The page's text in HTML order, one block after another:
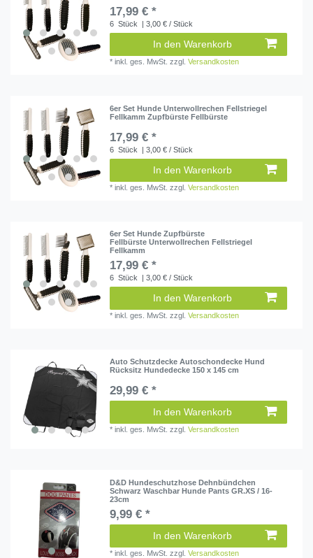
17,99 € *
6 Stück | 3,00 € / Stück
In den Warenkorb
*inkl. ges. MwSt. zzgl.Versandkosten
6er Set Hunde Unterwollrechen Fellstriegel
Fellkamm Zupfbürste Fellbürste
17,99 € *
6 Stück | 3,00 € / Stück
In den Warenkorb
*inkl. ges. MwSt. zzgl.Versandkosten
6er Set Hunde Zupfbürste
Fellbürste Unterwollrechen Fellstriegel
Fellkamm
17,99 € *
6 Stück | 3,00 € / Stück
In den Warenkorb
*inkl. ges. MwSt. zzgl.Versandkosten
Auto Schutzdecke Autoschondecke Hund
Rücksitz Hundedecke 150 x 145 cm
29,99 € *
In den Warenkorb
*inkl. ges. MwSt. zzgl.Versandkosten
D&D Hundeschutzhose Dehnbündchen
Schwarz Waschbar Hunde Pants GR.XS / 16-
23cm
9,99 € *
In den Warenkorb
*inkl. ges. MwSt. zzgl.Versandkosten